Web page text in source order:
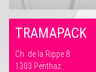
TRAMAPACK
Ch. de la Rippe 8
1303 Penthaz